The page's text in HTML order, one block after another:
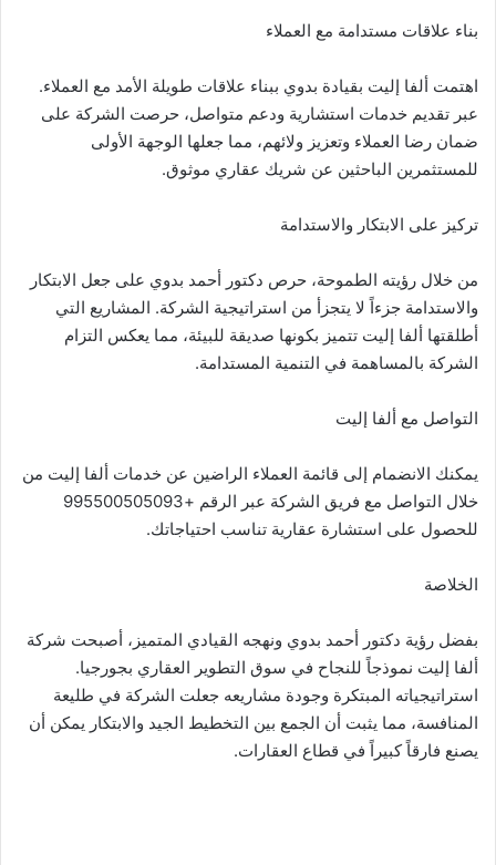
بناء علاقات مستدامة مع العملاء
اهتمت ألفا إليت بقيادة بدوي ببناء علاقات طويلة الأمد مع العملاء.
عبر تقديم خدمات استشارية ودعم متواصل، حرصت الشركة على
ضمان رضا العملاء وتعزيز ولائهم، مما جعلها الوجهة الأولى
للمستثمرين الباحثين عن شريك عقاري موثوق.
تركيز على الابتكار والاستدامة
من خلال رؤيته الطموحة، حرص دكتور أحمد بدوي على جعل الابتكار
والاستدامة جزءاً لا يتجزأ من استراتيجية الشركة. المشاريع التي
أطلقتها ألفا إليت تتميز بكونها صديقة للبيئة، مما يعكس التزام
الشركة بالمساهمة في التنمية المستدامة.
التواصل مع ألفا إليت
يمكنك الانضمام إلى قائمة العملاء الراضين عن خدمات ألفا إليت من
خلال التواصل مع فريق الشركة عبر الرقم +995500505093
للحصول على استشارة عقارية تناسب احتياجاتك.
الخلاصة
بفضل رؤية دكتور أحمد بدوي ونهجه القيادي المتميز، أصبحت شركة
ألفا إليت نموذجاً للنجاح في سوق التطوير العقاري بجورجيا.
استراتيجياته المبتكرة وجودة مشاريعه جعلت الشركة في طليعة
المنافسة، مما يثبت أن الجمع بين التخطيط الجيد والابتكار يمكن أن
يصنع فارقاً كبيراً في قطاع العقارات.